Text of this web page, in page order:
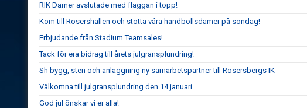
RIK Damer avslutade med flaggan i topp!
Kom till Rosershallen och stötta våra handbollsdamer på söndag!
Erbjudande från Stadium Teamsales!
Tack för era bidrag till årets julgransplundring!
Sh bygg, sten och anläggning ny samarbetspartner till Rosersbergs IK
Välkomna till julgransplundring den 14 januari
God jul önskar vi er alla!